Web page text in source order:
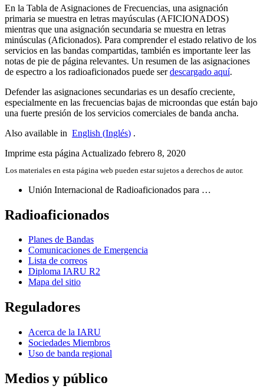
En la Tabla de Asignaciones de Frecuencias, una asignación
primaria se muestra en letras mayúsculas (AFICIONADOS)
mientras que una asignación secundaria se muestra en letras
minúsculas (Aficionados). Para comprender el estado relativo de los
servicios en las bandas compartidas, también es importante leer las
notas de pie de página relevantes. Un resumen de las asignaciones
de espectro a los radioaficionados puede serdescargado aquí.
Defender las asignaciones secundarias es un desafío creciente,
especialmente en las frecuencias bajas de microondas que están bajo
una fuerte presión de los servicios comerciales de banda ancha.
Also available in English (Inglés) .
Imprime esta página Actualizado febrero 8, 2020
Los materiales en esta página web pueden estar sujetos a derechos de autor.
Unión Internacional de Radioaficionados para …
Radioaficionados
Planes de Bandas
Comunicaciones de Emergencia
Lista de correos
Diploma IARU R2
Mapa del sitio
Reguladores
Acerca de la IARU
Sociedades Miembros
Uso de banda regional
Medios y público